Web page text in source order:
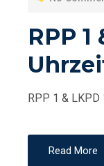
O
N
RPP 1
RPP 1 & LKPD
Read More